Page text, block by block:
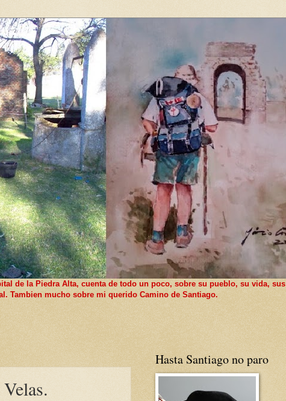
de la Piedra Alta, cuenta de todo un poco, sobre su pueblo, su vida, sus
Tambien mucho sobre mi querido Camino de Santiago.
Hasta Santiago no paro